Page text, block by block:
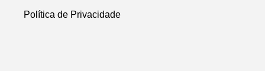
Política de Privacidade